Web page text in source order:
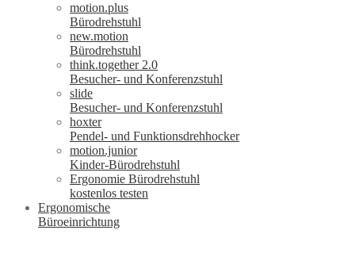
motion.plus
Bürodrehstuhl
new.motion
Bürodrehstuhl
think.together 2.0
Besucher- und Konferenzstuhl
slide
Besucher- und Konferenzstuhl
hoxter
Pendel- und Funktionsdrehhocker
motion.junior
Kinder-Bürodrehstuhl
Ergonomie Bürodrehstuhl
kostenlos testen
Ergonomische
Büroeinrichtung